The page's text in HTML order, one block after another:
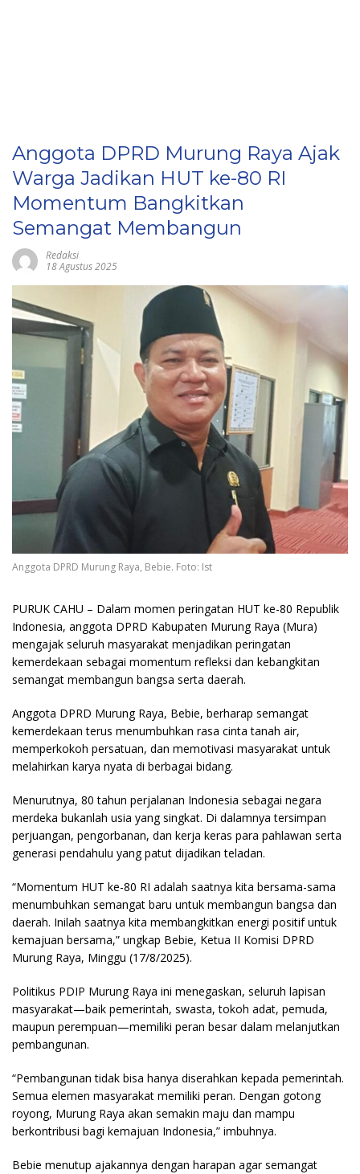
Anggota DPRD Murung Raya Ajak
Warga Jadikan HUT ke-80 RI
Momentum Bangkitkan
Semangat Membangun
Redaksi
18 Agustus 2025
Anggota DPRD Murung Raya, Bebie. Foto: Ist
PURUK CAHU – Dalam momen peringatan HUT ke-80 Republik
Indonesia, anggota DPRD Kabupaten Murung Raya (Mura)
mengajak seluruh masyarakat menjadikan peringatan
kemerdekaan sebagai momentum refleksi dan kebangkitan
semangat membangun bangsa serta daerah.
Anggota DPRD Murung Raya, Bebie, berharap semangat
kemerdekaan terus menumbuhkan rasa cinta tanah air,
memperkokoh persatuan, dan memotivasi masyarakat untuk
melahirkan karya nyata di berbagai bidang.
Menurutnya, 80 tahun perjalanan Indonesia sebagai negara
merdeka bukanlah usia yang singkat. Di dalamnya tersimpan
perjuangan, pengorbanan, dan kerja keras para pahlawan serta
generasi pendahulu yang patut dijadikan teladan.
“Momentum HUT ke-80 RI adalah saatnya kita bersama-sama
menumbuhkan semangat baru untuk membangun bangsa dan
daerah. Inilah saatnya kita membangkitkan energi positif untuk
kemajuan bersama,” ungkap Bebie, Ketua II Komisi DPRD
Murung Raya, Minggu (17/8/2025).
Politikus PDIP Murung Raya ini menegaskan, seluruh lapisan
masyarakat—baik pemerintah, swasta, tokoh adat, pemuda,
maupun perempuan—memiliki peran besar dalam melanjutkan
pembangunan.
“Pembangunan tidak bisa hanya diserahkan kepada pemerintah.
Semua elemen masyarakat memiliki peran. Dengan gotong
royong, Murung Raya akan semakin maju dan mampu
berkontribusi bagi kemajuan Indonesia,” imbuhnya.
Bebie menutup ajakannya dengan harapan agar semangat